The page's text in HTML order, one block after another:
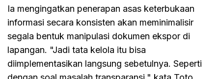
Ia mengingatkan penerapan asas keterbukaan
informasi secara konsisten akan meminimalisir
segala bentuk manipulasi dokumen ekspor di
lapangan. "Jadi tata kelola itu bisa
diimplementasikan langsung sebetulnya. Seperti